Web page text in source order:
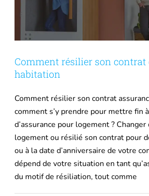
Mutuelle santé
Assurance Décennale
Blog
Comment résilier son contrat
habitation
Comment résilier son contrat
comment s’y prendre pour mettre fin
d’assurance pour logement ? Changer
logement ou résilié son contrat pour
ou à la date d’anniversaire de votre
dépend de votre situation en tant
du motif de résiliation, tout comme